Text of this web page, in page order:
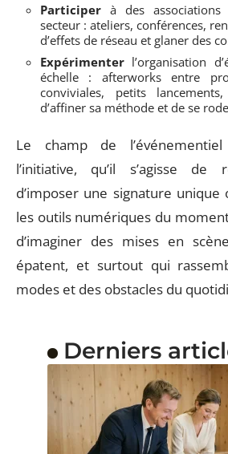
Participer à des associations
secteur : ateliers, conférences,
d’effets de réseau et glaner des
Expérimenter l’organisation
échelle : afterworks entre
conviviales, petits
d’affiner sa méthode et de se
Le champ de
l’initiative, qu’il s’agisse de
d’imposer une signature unique
les outils numériques du
d’imaginer des mises en
épatent, et surtout qui
modes et des obstacles du
Derniers